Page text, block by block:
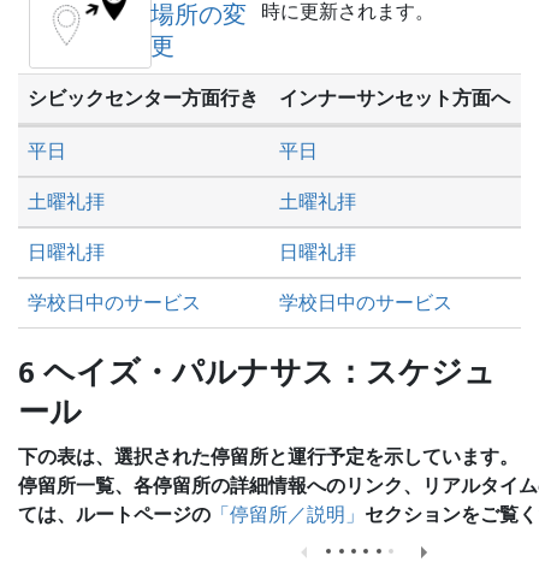
場所の変
更
時に更新されます。
シビックセンター方面行き インナーサンセット方面へ
土曜礼拝 土曜礼拝
日曜礼拝 日曜礼拝
平日 平日
学校日中のサービス 学校日中のサービス
6 ヘイズ・パルナサス：スケジュ
ール
下の表は、選択された停留所と運行予定を示しています。
停留所一覧、各停留所の詳細情報へのリンク、リアルタイ
ては、ルートページの 「停留所／説明」 セクションをご覧